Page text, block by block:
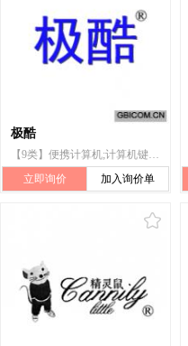
极酷
【9类】便携计算机;计算机键盘;计算机外围设备;计算机周边设备;鼠标(数据处理设备);光盘;鼠标垫;与计算机配套使用的腕垫;电熨斗;电池
立即询价
加入询价单